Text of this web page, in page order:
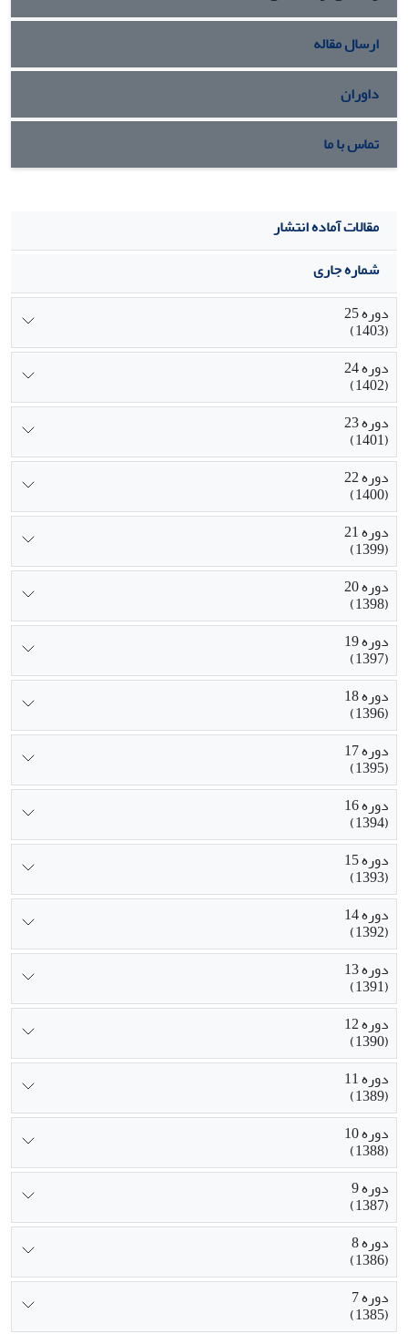
می‏شود.
ارسال مقاله
داوران
تماس با ما
مقالات آماده انتشار
شماره جاری
دوره 25
(1403)
دوره 24
(1402)
دوره 23
(1401)
دوره 22
(1400)
دوره 21
(1399)
دوره 20
(1398)
دوره 19
(1397)
دوره 18
(1396)
دوره 17
(1395)
دوره 16
(1394)
دوره 15
(1393)
دوره 14
(1392)
دوره 13
(1391)
دوره 12
(1390)
دوره 11
(1389)
دوره 10
(1388)
دوره 9
(1387)
دوره 8
(1386)
دوره 7
(1385)